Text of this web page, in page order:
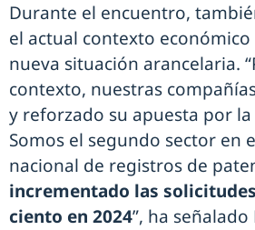
Durante el encuentro,
el actual contexto
nueva situación arancelaria.
contexto, nuestras
y reforzado su apuesta por
Somos el segundo sector en
nacional de registros de
incrementado las
ciento en 2024”, ha